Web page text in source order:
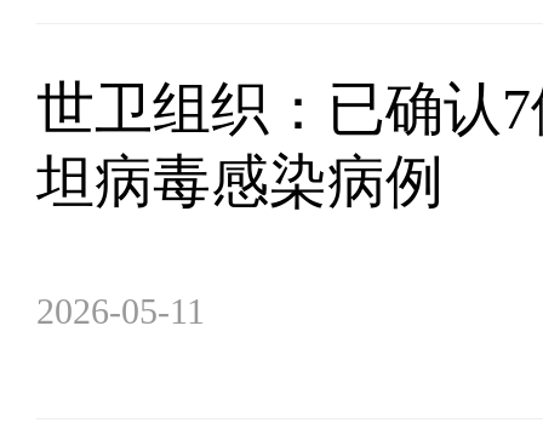
世卫组织：已确认
坦病毒感染病例
2026-05-11